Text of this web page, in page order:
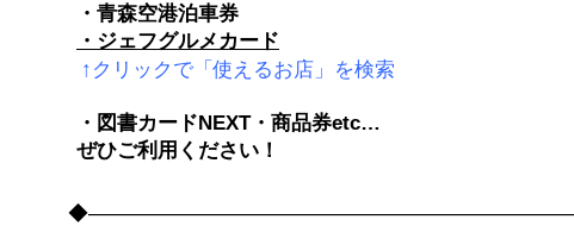
・青森空港泊車券
・ジェフグルメカード
↑クリックで「使えるお店」を検索
・図書カードNEXT・商品券etc…
ぜひご利用ください！